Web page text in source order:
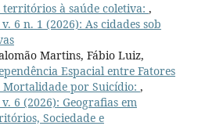
territórios à saúde coletiva: ,
6 n. 1 (2026): As cidades sob
Martins, Fábio Luiz,
Espacial entre Fatores
Mortalidade por Suicídio: ,
6 (2026): Geografias em
Sociedade e